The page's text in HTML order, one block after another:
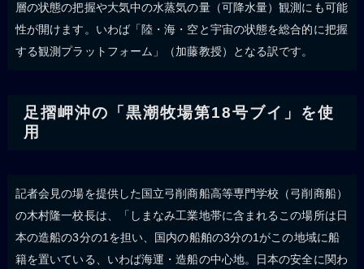
層の状態の把握や大気中の水蒸気の量（可降水量）観測にも可能
性が開けます。いわば「陸・海・空と宇宙の状態を総合的に把握
する観測プラットフォーム」（加藤教授）となる訳です。
足摺岬沖の「黒潮牧場第18号ブイ」を使
用
記者会見の場を提供した国立弓削商船高等専門学校（弓削商船）
の木村隆一校長は、「しまなみ工業地帯に含まれるこの場所は日
本の造船の3分の1を担い、国内の船舶の3分の1がこの地域に船
籍を置いている、いわば海運・造船の中心地。日本の安全に関わ